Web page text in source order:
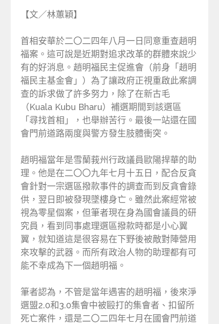
【文／林蕙穎】
首相安華於二〇二四年八月一日同意重查趙明
福案。這可說是近期對追求改革的群體來說少
有的好消息。趙明福民主促進會（前身「趙明
福民主基金會」）為了讓政府正視重啟此案調
查的訴求做了許多努力，除了在新古毛
（Kuala Kubu Bharu）補選期間到該選區
「尋找首相」，也舉辦苦行。最後一站還在國
會門前道路兩度與警方發生肢體衝突。
趙明福當年是雪蘭莪州行政議員歐陽捍華的助
理。他是在二〇〇九年七月十五日，配合反貪
會針對一宗選區撥款事件的調查而到反貪會錄
供，翌日即被發現墜樓身亡。雖然此案經常被
視為零星個案，但筆者現在身為國會議員的研
究員，看到同事處理選區撥款時都是小心翼
翼，就知道這是很容易在下野後被敵對陣營用
來攻擊的武器。而所有政治人物的助理都有可
能不幸成為下一個趙明福。
筆者認為，不管是當年遇害的趙明福，後來淨
選盟2.0和3.0集會中被毆打的集會者、扣留所
死亡案件，還是二〇二四年七月在國會門前道